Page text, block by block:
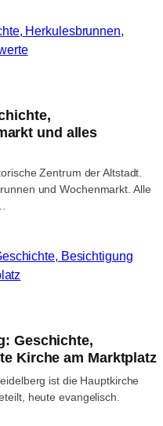
und alles
Zentrum der Altstadt.
und Wochenmarkt. Alle
Geschichte,
Kirche am Marktplatz
ist die Hauptkirche
heute evangelisch.